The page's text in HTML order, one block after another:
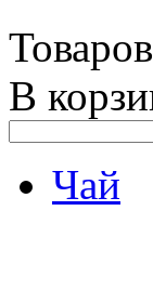
В
Чай